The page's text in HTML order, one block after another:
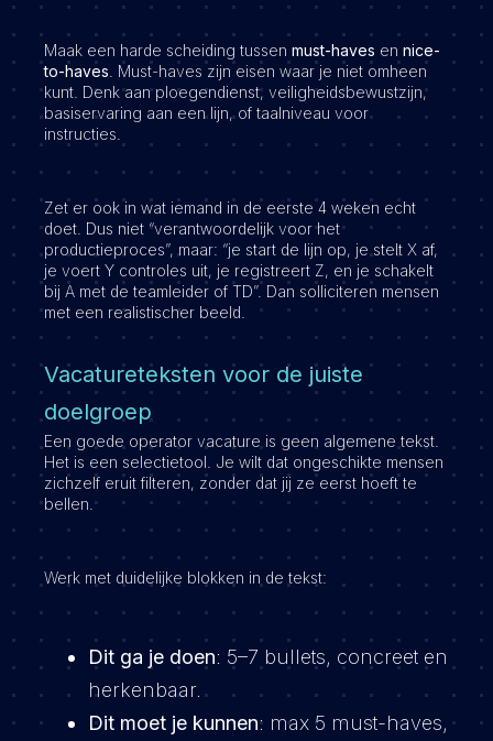
Maak een harde scheiding tussen must-haves en nice-
to-haves . Must-haves zijn eisen waar je niet omheen
kunt. Denk aan ploegendienst, veiligheidsbewustzijn,
basiservaring aan een lijn, of taalniveau voor
instructies.
Zet er ook in wat iemand in de eerste 4 weken echt
doet. Dus niet “verantwoordelijk voor het
productieproces”, maar: “je start de lijn op, je stelt X af,
je voert Y controles uit, je registreert Z, en je schakelt
bij A met de teamleider of TD”. Dan solliciteren mensen
met een realistischer beeld.
Vacatureteksten voor de juiste
doelgroep
Een goede operator vacature is geen algemene tekst.
Het is een selectietool. Je wilt dat ongeschikte mensen
zichzelf eruit filteren, zonder dat jij ze eerst hoeft te
bellen.
Werk met duidelijke blokken in de tekst:
Dit ga je doen: 5–7 bullets, concreet en
herkenbaar.
Dit moet je kunnen: max 5 must-haves,